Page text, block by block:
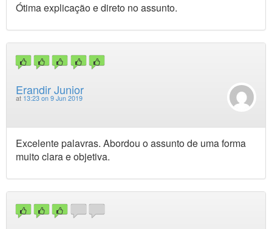
Ótima explicação e direto no assunto.
Erandir Junior
at 13:23 on 9 Jun 2019
Excelente palavras. Abordou o assunto de uma forma
muito clara e objetiva.